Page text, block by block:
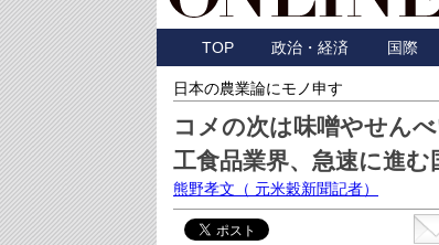
TOP 政治・経済 国際
日本の農業論にモノ申す
コメの次は味噌やせん
工食品業界、急速に進む
熊野孝文 （ 元米穀新聞記者）